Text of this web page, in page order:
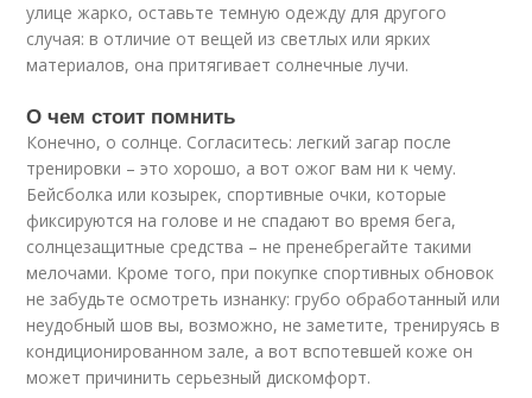
улице жарко, оставьте темную одежду для другого
случая: в отличие от вещей из светлых или ярких
материалов, она притягивает солнечные лучи.
О чем стоит помнить
Конечно, о солнце. Согласитесь: легкий загар после
тренировки – это хорошо, а вот ожог вам ни к чему.
Бейсболка или козырек, спортивные очки, которые
фиксируются на голове и не спадают во время бега,
солнцезащитные средства – не пренебрегайте такими
мелочами. Кроме того, при покупке спортивных обновок
не забудьте осмотреть изнанку: грубо обработанный или
неудобный шов вы, возможно, не заметите, тренируясь в
кондиционированном зале, а вот вспотевшей коже он
может причинить серьезный дискомфорт.